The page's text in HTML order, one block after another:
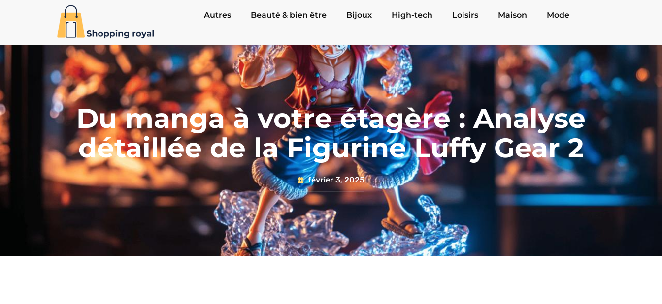
Autres Beauté & bien être Bijoux High-tech Loisirs Maison Mode
Du manga à votre étagère : Analyse
détaillée de la Figurine Luffy Gear 2
février 3, 2025